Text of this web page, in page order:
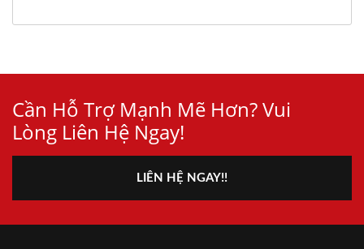
Cần Hỗ Trợ Mạnh Mẽ Hơn? Vui
Lòng Liên Hệ Ngay!
LIÊN HỆ NGAY!!